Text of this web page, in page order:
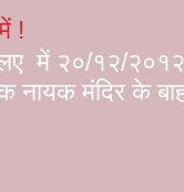
!
में २०/१२/
नायक मंदिर के